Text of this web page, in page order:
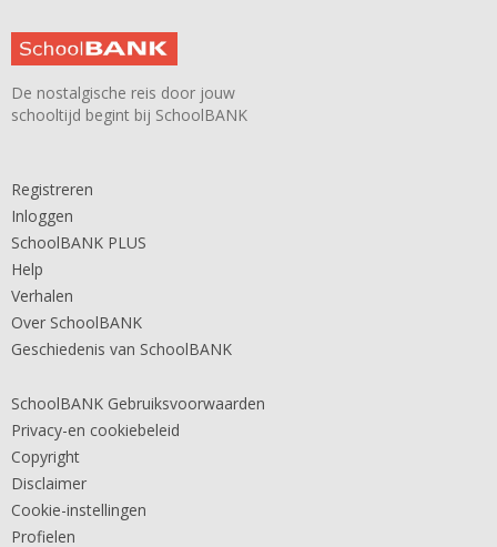
De nostalgische reis door jouw
schooltijd begint bij SchoolBANK
Registreren
Inloggen
SchoolBANK PLUS
Help
Verhalen
Over SchoolBANK
Geschiedenis van SchoolBANK
SchoolBANK Gebruiksvoorwaarden
Privacy-en cookiebeleid
Copyright
Disclaimer
Cookie-instellingen
Profielen